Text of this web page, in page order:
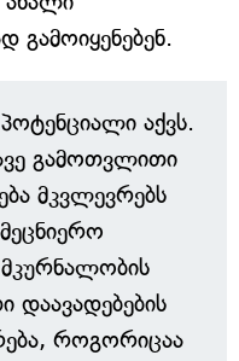
გამოიყენებენ.
აქვს.
გამოთვლითი
მკვლევრებს
მკურნალობის
დაავადებების
როგორიცაა